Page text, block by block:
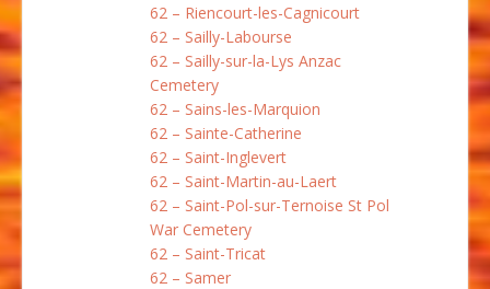
62 – Riencourt-les-Cagnicourt
62 – Sailly-Labourse
62 – Sailly-sur-la-Lys Anzac
Cemetery
62 – Sains-les-Marquion
62 – Sainte-Catherine
62 – Saint-Inglevert
62 – Saint-Martin-au-Laert
62 – Saint-Pol-sur-Ternoise St Pol
War Cemetery
62 – Saint-Tricat
62 – Samer